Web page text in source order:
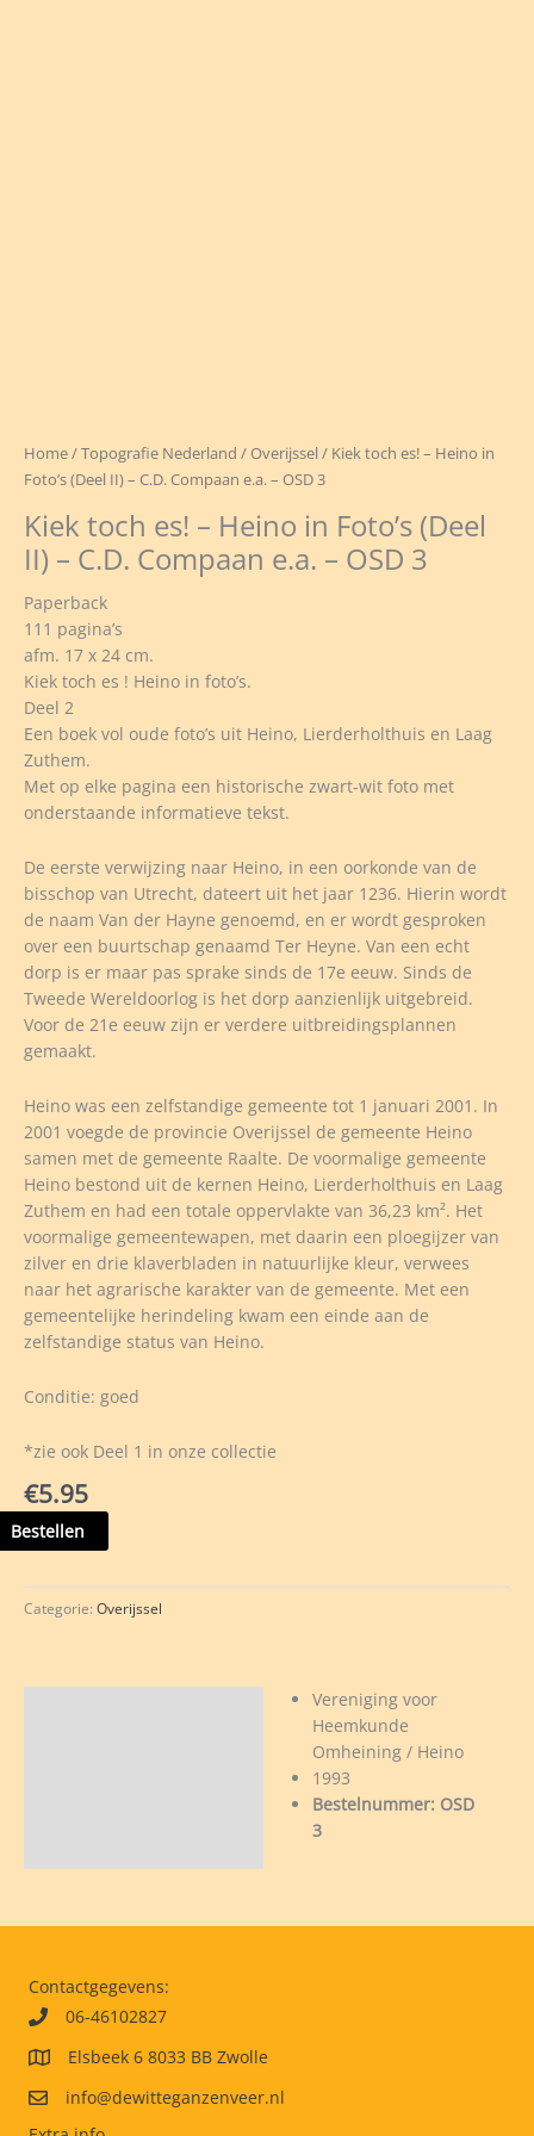
Home/Topografie Nederland /Overijssel/ Kiek toch es! – Heino in
Foto’s (Deel II) – C.D. Compaan e.a. – OSD 3
Kiek toch es! – Heino in Foto’s (Deel
II) – C.D. Compaan e.a. – OSD 3
Paperback
111 pagina’s
afm. 17 x 24 cm.
Kiek toch es ! Heino in foto’s.
Deel 2
Een boek vol oude foto’s uit Heino, Lierderholthuis en Laag
Zuthem.
Met op elke pagina een historische zwart-wit foto met
onderstaande informatieve tekst.
De eerste verwijzing naar Heino, in een oorkonde van de
bisschop van Utrecht, dateert uit het jaar 1236. Hierin wordt
de naam Van der Hayne genoemd, en er wordt gesproken
over een buurtschap genaamd Ter Heyne. Van een echt
dorp is er maar pas sprake sinds de 17e eeuw. Sinds de
Tweede Wereldoorlog is het dorp aanzienlijk uitgebreid.
Voor de 21e eeuw zijn er verdere uitbreidingsplannen
gemaakt.
Heino was een zelfstandige gemeente tot 1 januari 2001. In
2001 voegde de provincie Overijssel de gemeente Heino
samen met de gemeente Raalte. De voormalige gemeente
Heino bestond uit de kernen Heino, Lierderholthuis en Laag
Zuthem en had een totale oppervlakte van 36,23 km². Het
voormalige gemeentewapen, met daarin een ploegijzer van
zilver en drie klaverbladen in natuurlijke kleur, verwees
naar het agrarische karakter van de gemeente. Met een
gemeentelijke herindeling kwam een einde aan de
zelfstandige status van Heino.
Conditie: goed
*zie ook Deel 1 in onze collectie
€5.95
Bestellen
Categorie: Overijssel
Vereniging voor
Heemkunde
Omheining / Heino
1993
Bestelnummer: OSD
3
Contactgegevens:
06-46102827
Elsbeek 6 8033 BB Zwolle
info@dewitteganzenveer.nl